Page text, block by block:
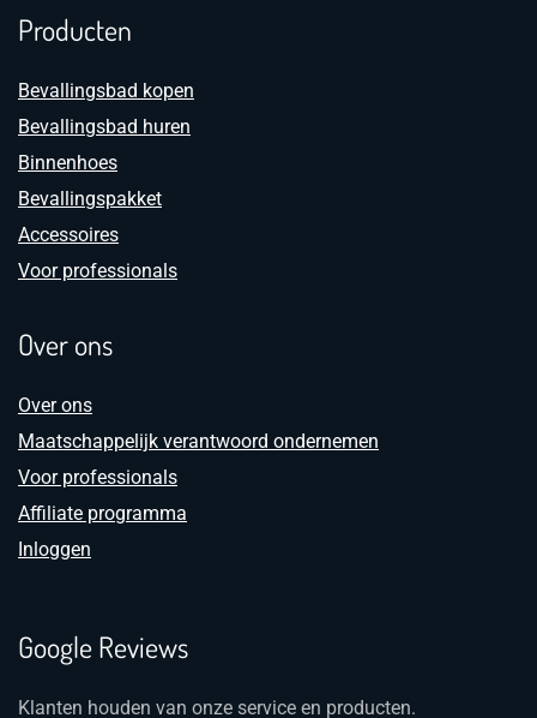
Producten
Bevallingsbad kopen
Bevallingsbad huren
Binnenhoes
Bevallingspakket
Accessoires
Voor professionals
Over ons
Over ons
Maatschappelijk verantwoord ondernemen
Voor professionals
Affiliate programma
Inloggen
Google Reviews
Klanten houden van onze service en producten.